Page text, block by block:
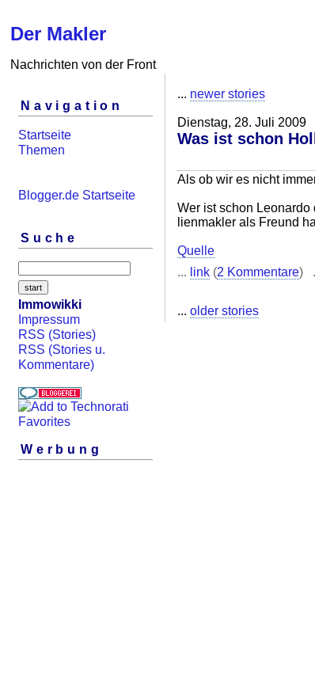
Der Makler
Nachrichten von der Front
Navigation
Startseite
Themen
Blogger.de Startseite
Suche
Immowikki
Impressum
RSS (Stories)
RSS (Stories u.
Kommentare)
Werbung
... newer stories
Dienstag, 28. Juli 2009
Was ist schon
Als ob wir es nicht
Wer ist schon
lienmakler als Freund
Quelle
... link (2 Kommentare)
... older stories